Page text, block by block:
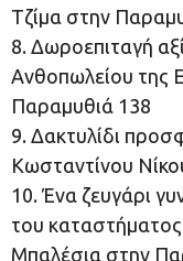
Τζίμα στην
8. Δωροεπιταγή
Ανθοπωλείου της
Παραμυθιά 138
9. Δακτυλίδι
Κωσταντίνου
10. Ένα ζευγάρι
του καταστήματος
Μπαλέσια στην